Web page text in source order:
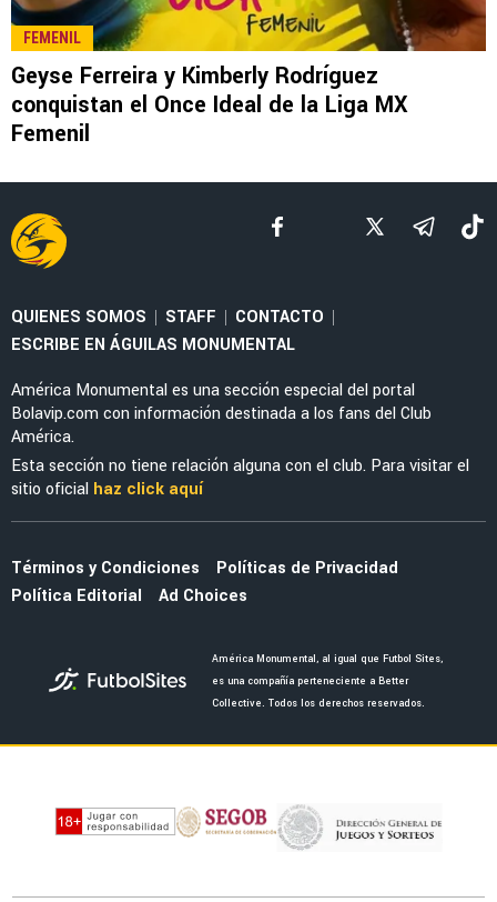
LEAGUES CUP 2026
actuación de Alan Cervantes ante San Diego
FC
MERCADO
con Rosario Central: "Espero que..."